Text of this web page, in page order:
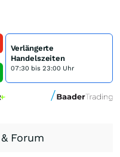
Verlängerte
Handelszeiten
07:30 bis 23:00 Uhr
Forum